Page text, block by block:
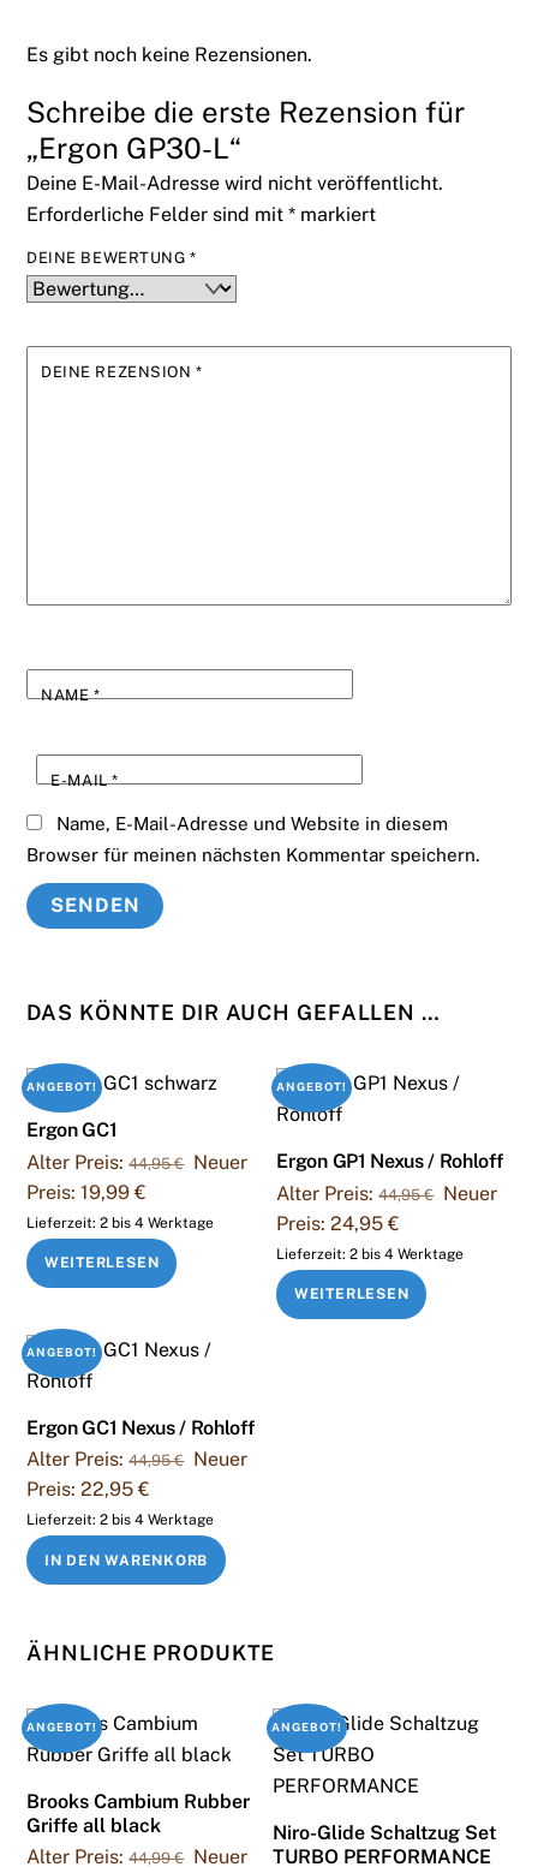
Es gibt noch keine Rezensionen.
Schreibe die erste Rezension für
„Ergon GP30-L“
Deine E-Mail-Adresse wird nicht veröffentlicht.
Erforderliche Felder sind mit* markiert
DEINE BEWERTUNG *
DEINE REZENSION *
NAME*
E-MAIL*
Name, E-Mail-Adresse und Website in diesem
Browser für meinen nächsten Kommentar speichern.
DAS KÖNNTE DIR AUCH GEFALLEN …
ANGEBOT!
Ergon GC1
Alter Preis: 44,95€ Ursprünglicher
war:
Neuer
Preis: 19,99€
Preis
ist:
19,99 €.
Lieferzeit:2 bis 4 Werktage
WEITERLESEN
ANGEBOT!
Ergon GP1 Nexus / Rohloff
Alter Preis: 44,95€
war:
Neuer
Preis: 24,95€
Preis
ist:
24,95 €.
Lieferzeit:2 bis 4 Werktage
WEITERLESEN
ANGEBOT!
Ergon GC1 Nexus / Rohloff
Alter Preis: 44,95€ Ursprünglicher
war:
44,95 €
Neuer
Preis: 22,95€
Preis
22,95 €.
Lieferzeit:2 bis 4 Werktage
IN DEN WARENKORB
ÄHNLICHE PRODUKTE
ANGEBOT!
Brooks Cambium Rubber
Griffe all black
Alter Preis: 44,99€ Ursprünglicher
Neuer
ANGEBOT!
Niro-Glide Schaltzug Set
TURBO PERFORMANCE